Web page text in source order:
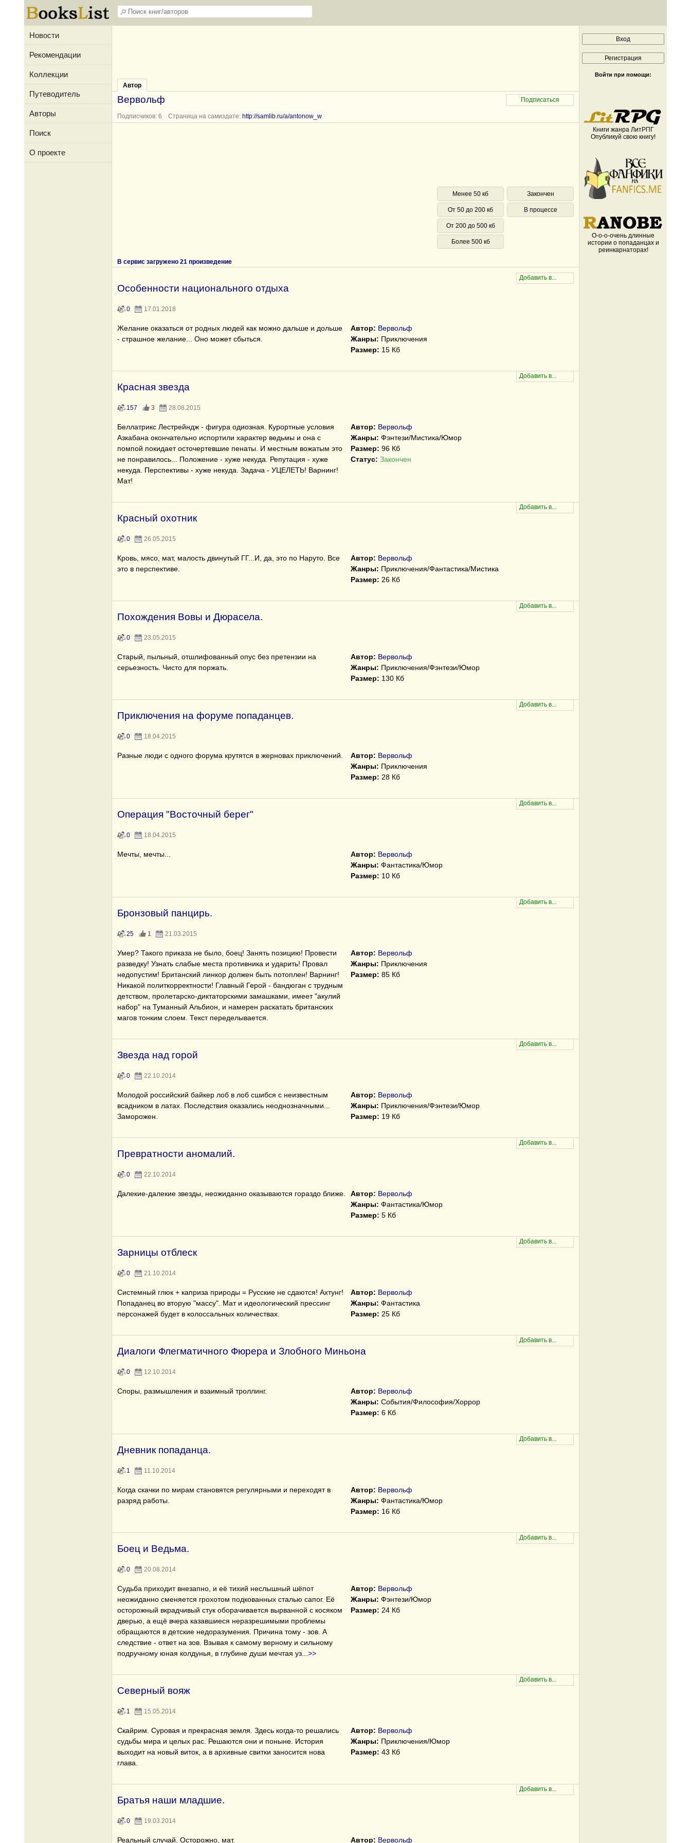
Новости
Рекомендации
Коллекции
Путеводитель
Авторы
Поиск
О проекте
Автор
Вервольф
Подписчиков: 6 Страница на самиздате: http://samlib.ru/a/antonow_w
Менее 50 кб
От 50 до 200 кб
От 200 до 500 кб
Более 500 кб
Закончен
В процессе
В сервис загружено 21 произведение
Особенности национального отдыха
0 17.01.2018
Желание оказаться от родных людей как можно дальше и дольше
- страшное желание... Оно может сбыться.
Автор: Вервольф
Жанры: Приключения
Размер: 15 Кб
Красная звезда
157 3 28.08.2015
Беллатрикс Лестрейндж - фигура одиозная. Курортные условия
Азкабана окончательно испортили характер ведьмы и она с
помпой покидает осточертевшие пенаты. И местным вожатым это
не понравилось... Положение - хуже некуда. Репутация - хуже
некуда. Перспективы - хуже некуда. Задача - УЦЕЛЕТЬ! Варнинг!
Мат!
Автор: Вервольф
Жанры: Фэнтези/Мистика/Юмор
Размер: 96 Кб
Статус: Закончен
Красный охотник
0 26.05.2015
Кровь, мясо, мат, малость двинутый ГГ...И, да, это по Наруто. Все
это в перспективе.
Автор: Вервольф
Жанры: Приключения/Фантастика/Мистика
Размер: 26 Кб
Похождения Вовы и Дюрасела.
0 23.05.2015
Старый, пыльный, отшлифованный опус без претензии на
серьезность. Чисто для поржать.
Автор: Вервольф
Жанры: Приключения/Фэнтези/Юмор
Размер: 130 Кб
Приключения на форуме попаданцев.
0 18.04.2015
Разные люди с одного форума крутятся в жерновах приключений. Автор: Вервольф
Жанры: Приключения
Размер: 28 Кб
Операция "Восточный берег"
0 18.04.2015
Мечты, мечты... Автор: Вервольф
Жанры: Фантастика/Юмор
Размер: 10 Кб
Бронзовый панцирь.
25 1 21.03.2015
Умер? Такого приказа не было, боец! Занять позицию! Провести
разведку! Узнать слабые места противника и ударить! Провал
недопустим! Британский линкор должен быть потоплен! Варнинг!
Никакой политкорректности! Главный Герой - бандюган с трудным
детством, пролетарско-диктаторскими замашками, имеет "акулий
набор" на Туманный Альбион, и намерен раскатать британских
магов тонким слоем. Текст переделывается.
Автор: Вервольф
Жанры: Приключения
Размер: 85 Кб
Звезда над горой
0 22.10.2014
Молодой российский байкер лоб в лоб сшибся с неизвестным
всадником в латах. Последствия оказались неоднозначными...
Заморожен.
Автор: Вервольф
Жанры: Приключения/Фэнтези/Юмор
Размер: 19 Кб
Превратности аномалий.
0 22.10.2014
Далекие-далекие звезды, неожиданно оказываются гораздо ближе. Автор: Вервольф
Жанры: Фантастика/Юмор
Размер: 5 Кб
Зарницы отблеск
0 21.10.2014
Системный глюк + каприза природы = Русские не сдаются! Ахтунг!
Попаданец во вторую "массу". Мат и идеологический прессинг
персонажей будет в колоссальных количествах.
Автор: Вервольф
Жанры: Фантастика
Размер: 25 Кб
Диалоги Флегматичного Фюрера и Злобного Миньона
0 12.10.2014
Споры, размышления и взаимный троллинг. Автор: Вервольф
Жанры: События/Философия/Хоррор
Размер: 6 Кб
Дневник попаданца.
1 11.10.2014
Когда скачки по мирам становятся регулярными и переходят в
разряд работы.
Автор: Вервольф
Жанры: Фантастика/Юмор
Размер: 16 Кб
Боец и Ведьма.
0 20.08.2014
Судьба приходит внезапно, и её тихий неслышный шёпот
неожиданно сменяется грохотом подкованных сталью сапог. Её
осторожный вкрадчивый стук оборачивается вырванной с косяком
дверью, а ещё вчера казавшиеся неразрешимыми проблемы
обращаются в детские недоразумения. Причина тому - зов. А
следствие - ответ на зов. Взывая к самому верному и сильному
подручному юная колдунья, в глубине души мечтая уз
>>
Автор: Вервольф
Жанры: Фэнтези/Юмор
Размер: 24 Кб
Северный вояж
1 15.05.2014
Скайрим. Суровая и прекрасная земля. Здесь когда-то решались
судьбы мира и целых рас. Решаются они и поныне. История
выходит на новый виток, а в архивные свитки заносится нова
глава.
Автор: Вервольф
Жанры: Приключения/Юмор
Размер: 43 Кб
Братья наши младшие.
0 19.03.2014
Реальный случай. Осторожно, мат. Автор: Вервольф
Войти при помощи:
Книги жанра ЛитРПГ
Опубликуй свою книгу!
О-о-о-очень длинные
истории о попаданцах и
реинкарнаторах!